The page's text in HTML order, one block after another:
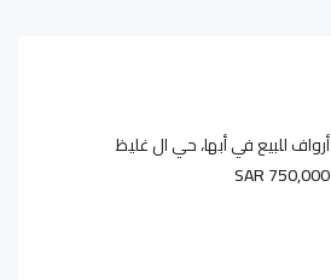
أرواف للبيع في أبها، حي ال غليظ
SAR 750,000